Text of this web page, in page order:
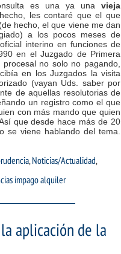
es una ya una vieja
les contaré que el que
hecho, el que viene me dan
a los pocos meses de
interino en funciones de
en el Juzgado de Primera
no solo no pagando,
en los Juzgados la visita
(vayan Uds. saber por
de aquellas resolutorias de
un registro como el que
con más mando que quien
que desde hace más de 20
se viene hablando del tema.
,Noticias/Actualidad,
impago alquiler
aplicación de la